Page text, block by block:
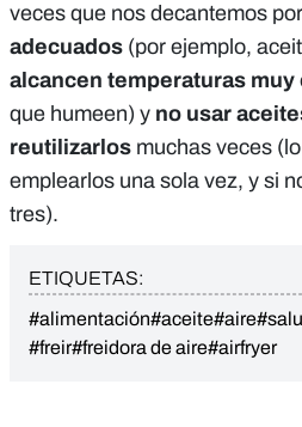
veces que nos decantemos
adecuados (por ejemplo,
alcancen temperaturas muy
que humeen) y no usar
reutilizarlos muchas veces
emplearlos una sola vez, y si
tres).
ETIQUETAS:
#alimentación#aceite#aire
#freir#freidora de aire#airfryer